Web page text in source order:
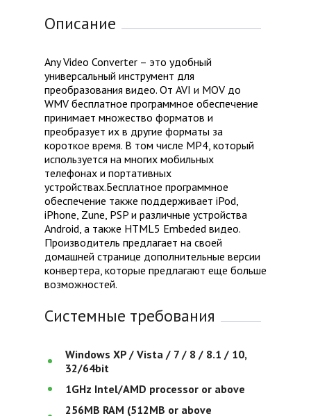
Описание
Any Video Converter – это удобный
универсальный инструмент для
преобразования видео. От AVI и MOV до
WMV бесплатное программное обеспечение
принимает множество форматов и
преобразует их в другие форматы за
короткое время. В том числе MP4, который
используется на многих мобильных
телефонах и портативных
устройствах.Бесплатное программное
обеспечение также поддерживает iPod,
iPhone, Zune, PSP и различные устройства
Android, а также HTML5 Embeded видео.
Производитель предлагает на своей
домашней странице дополнительные версии
конвертера, которые предлагают еще больше
возможностей.
Системные требования
Windows XP / Vista / 7 / 8 / 8.1 / 10,
32/64bit
1GHz Intel/AMD processor or above
256MB RAM (512MB or above